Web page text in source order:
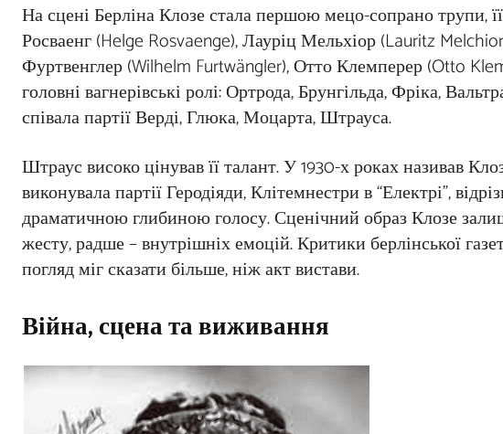
На сцені Берліна Клозе стала першою мецо-сопрано трупи,
Росваенг (Helge Rosvaenge), Лауріц Мельхіор (Lauritz
Фуртвенглер (Wilhelm Furtwängler), Отто Клемперер (Otto
головні вагнерівські ролі: Ортрода, Брунгільда, Фріка,
співала партії Верді, Глюка, Моцарта, Штрауса.
Штраус високо цінував її талант. У 1930-х роках називав
виконувала партії Геродіяди, Клітемнестри в “Електрі”,
драматичною глибиною голосу. Сценічний образ Клозе
жесту, радше – внутрішніх емоцій. Критики берлінської
погляд міг сказати більше, ніж акт вистави.
Війна, сцена та виживання